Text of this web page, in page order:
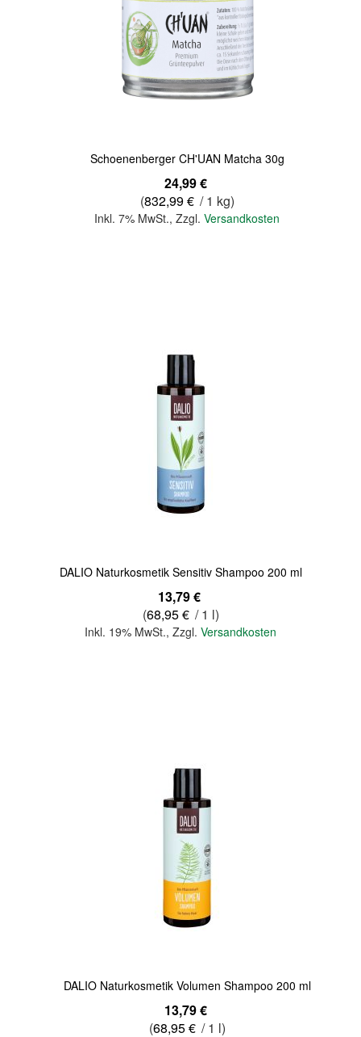
Schoenenberger CH'UAN Matcha 30g
24,99 €
(832,99 € / 1 kg)
Inkl. 7% MwSt.,Zzgl.Versandkosten
DALIO Naturkosmetik Sensitiv Shampoo 200 ml
13,79 €
(68,95 € / 1 l)
Inkl. 19% MwSt., Zzgl. Versandkosten
DALIO Naturkosmetik Volumen Shampoo 200 ml
13,79 €
(68,95 € / 1 l)